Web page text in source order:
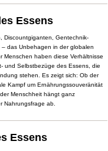
Essens
Discountgiganten, Gentechnik-
das Unbehagen in der globalen
Menschen haben diese Verhältnisse
und Selbstbezüge des Essens, die
stehen. Es zeigt sich: Ob der
Kampf um Ernährungssouveränität
Menschheit hängt ganz
Nahrungsfrage ab.
Essens